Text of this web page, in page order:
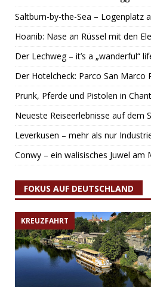
Saltburn-by-the-Sea – Logenplatz
Hoanib: Nase an Rüssel mit den
Der Lechweg – it’s a „wanderful“
Der Hotelcheck: Parco San Marco
Prunk, Pferde und Pistolen in
Neueste Reiseerlebnisse auf dem
Leverkusen – mehr als nur
Conwy – ein walisisches Juwel am
FOKUS AUF DEUTSCHLAND
KREUZFAHRT